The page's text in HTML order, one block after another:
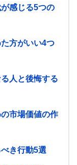
感じる5つの
方がいい4つ
人と後悔する
市場価値の作
き行動5選